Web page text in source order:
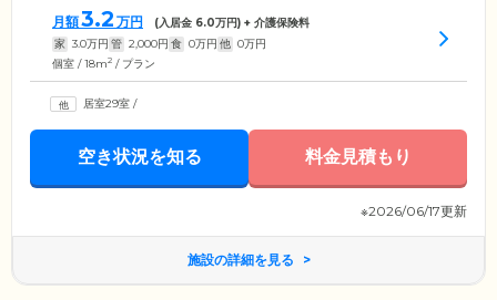
月額3.2 万円 (入居金 6.0万円) + 介護保険料
家 3.0万円 管 2,000円 食 0万円 他 0万円
個室 / 18m2 / プラン
居室29室 /
空き状況を知る 料金見積もり
※2026/06/17更新
施設の詳細を見る